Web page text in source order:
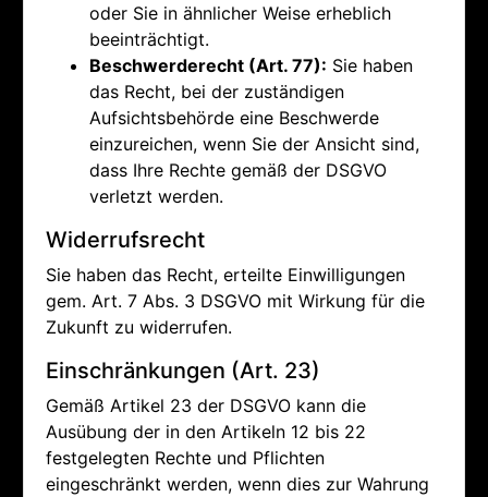
oder Sie in ähnlicher Weise erheblich
beeinträchtigt.
Beschwerderecht (Art. 77): Sie haben
das Recht, bei der zuständigen
Aufsichtsbehörde eine Beschwerde
einzureichen, wenn Sie der Ansicht sind,
dass Ihre Rechte gemäß der DSGVO
verletzt werden.
Widerrufsrecht
Sie haben das Recht, erteilte Einwilligungen
gem. Art. 7 Abs. 3 DSGVO mit Wirkung für die
Zukunft zu widerrufen.
Einschränkungen (Art. 23)
Gemäß Artikel 23 der DSGVO kann die
Ausübung der in den Artikeln 12 bis 22
festgelegten Rechte und Pflichten
eingeschränkt werden, wenn dies zur Wahrung